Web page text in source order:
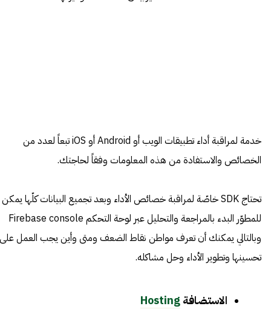
خدمة لمراقبة أداء تطبيقات الويب أو Android أو iOS تبعاً لعدد من
الخصائص والاستفادة من هذه المعلومات وفقاً لحاجتك.
تحتاج SDK خاصّة لمراقبة خصائص الأداء وبعد تجميع البيانات كلّها يمكن
للمطوّر البدء بالمراجعة والتحليل عبر لوحة التحكم Firebase console
وبالتالي يمكنك أن تعرف مواطن نقاط الضعف ومتى وأين يجب العمل على
تحسينها وتطوير الأداء وحل مشاكله.
الاستضافةHosting